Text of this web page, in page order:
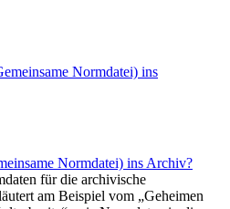
Normdatei) ins Archiv?
für die archivische
am Beispiel vom „Geheimen